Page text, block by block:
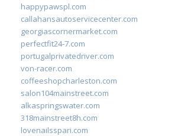
happypawspl.com
callahansautoservicecenter.com
georgiascornermarket.com
perfectfit24-7.com
portugalprivatedriver.com
von-racer.com
coffeeshopcharleston.com
salon104mainstreet.com
alkaspringswater.com
318mainstreet8h.com
lovenailsspari.com